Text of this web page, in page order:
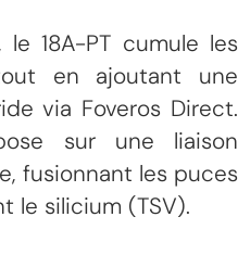
18A-PT cumule les
en ajoutant une
via Foveros Direct.
sur une liaison
fusionnant les puces
le silicium (TSV).